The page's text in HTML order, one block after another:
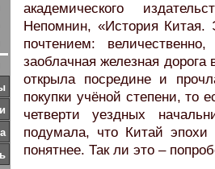
академического
Непомнин, «История
почтением:
заоблачная железная
открыла посредине и
покупки учёной степени, то
четверти уездных
подумала, что Китай
понятнее. Так ли это –